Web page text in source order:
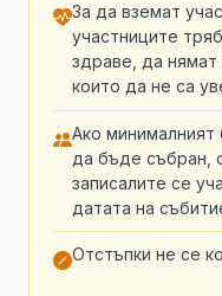
За да вземат
участниците
здраве, да нямат
които да не са
Ако
да бъде събран,
записалите се
датата на
Отстъпки не се